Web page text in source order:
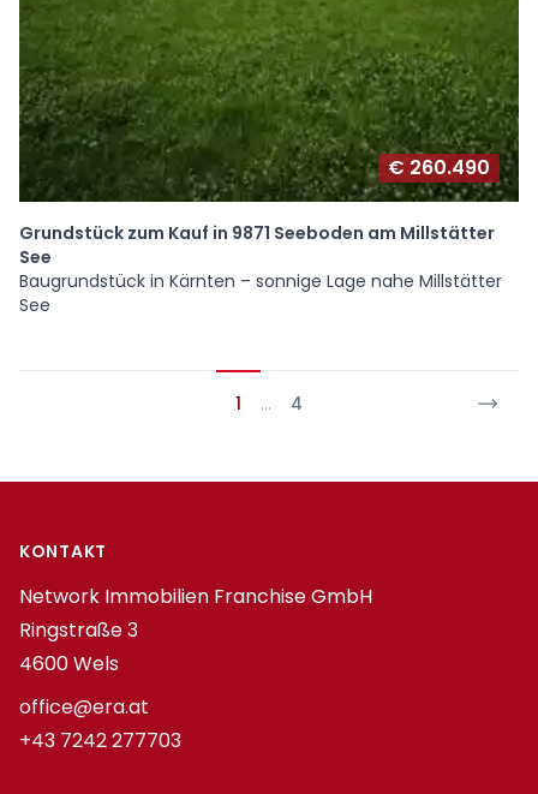
€ 260.490
Grundstück zum Kauf in 9871 Seeboden am Millstätter
See
Baugrundstück in Kärnten – sonnige Lage nahe Millstätter
See
1 … 4
Footer
KONTAKT
Network Immobilien Franchise GmbH
Ringstraße 3
4600 Wels
office@era.at
+43 7242 277703